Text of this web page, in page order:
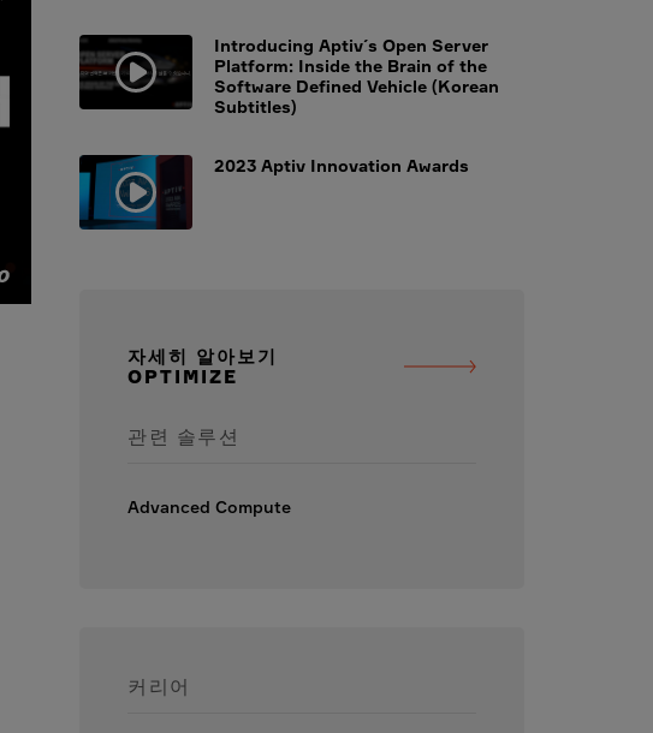
Introducing Aptiv´s Open Server
Platform: Inside the Brain of the
Software Defined Vehicle (Korean
Subtitles)
2023 Aptiv Innovation Awards
자세히 알아보기
OPTIMIZE
관련 솔루션
Advanced Compute
커리어